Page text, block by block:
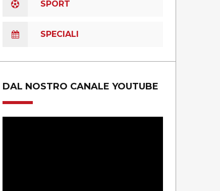
SPORT
SPECIALI
DAL NOSTRO CANALE YOUTUBE